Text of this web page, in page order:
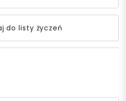
do listy życzeń